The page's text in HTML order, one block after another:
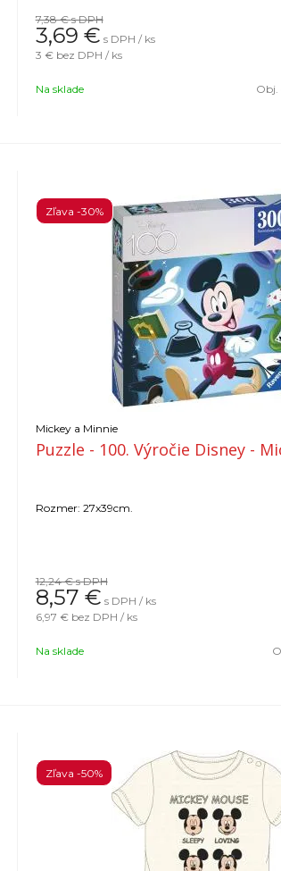
7,38 €s DPH
3,69 € s DPH / ks
3 € bez DPH / ks
Na sklade Obj.
Mickey a Minnie
Puzzle - 100. Výročie Disney -
Zľava -30%
Rozmer: 27x39cm.
12,24 €s DPH
8,57 € s DPH / ks
6,97 € bez DPH / ks
Na sklade
Zľava -50%